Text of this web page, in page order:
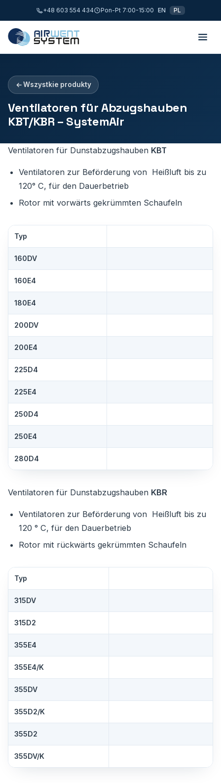
+48 603 554 434 Pon-Pt 7:00-15:00 EN PL
Wszystkie produkty
Ventilatoren für Abzugshauben
KBT/KBR – SystemAir
Ventilatoren für Dunstabzugshauben KBT
Ventilatoren zur Beförderung von Heißluft bis zu
120° C, für den Dauerbetrieb
Rotor mit vorwärts gekrümmten Schaufeln
Typ
160DV
160E4
180E4
200DV
200E4
225D4
225E4
250D4
250E4
280D4
Ventilatoren für Dunstabzugshauben KBR
Ventilatoren zur Beförderung von Heißluft bis zu
120 ° C, für den Dauerbetrieb
Rotor mit rückwärts gekrümmten Schaufeln
Typ
315DV
315D2
355E4
355E4/K
355DV
355D2/K
355D2
355DV/K